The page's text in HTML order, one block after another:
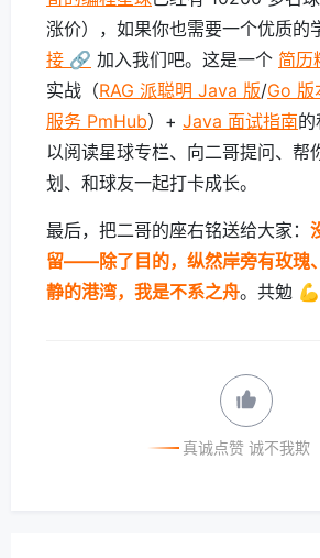
涨价），如果你也需要一个优质的
接 🔗 加入我们吧。这是一个 简历
实战（RAG 派聪明 Java 版/Go 版
服务 PmHub）+ Java 面试指南
以阅读星球专栏、向二哥提问、帮
划、和球友一起打卡成长。
最后，把二哥的座右铭送给大家：
留——除了目的，纵然岸旁有玫瑰
静的港湾，我是不系之舟。共勉 💪
真诚点赞 诚不我欺